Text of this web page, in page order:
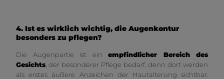
4. Ist es wirklich wichtig, die Augenkontur
besonders zu pflegen?
Die Augenpartie ist ein empfindlicher Bereich des
Gesichts, der besonderer Pflege bedarf, denn dort werden
als erstes äußere Anzeichen der Hautalterung sichtbar.